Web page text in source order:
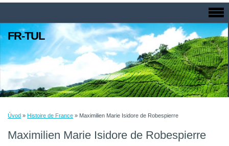
FR-TUL
Úvod » Histoire de France » Maximilien Marie Isidore de Robespierre
Maximilien Marie Isidore de Robespierre